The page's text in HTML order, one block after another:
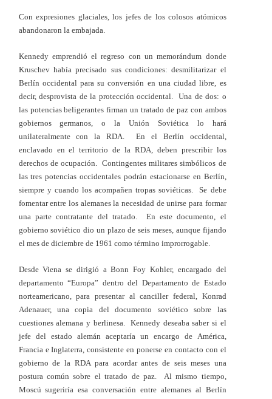
Con expresiones glaciales, los jefes de los colosos atómicos
abandonaron la embajada.
Kennedy emprendió el regreso con un memorándum donde
Kruschev había precisado sus condiciones: desmilitarizar el
Berlín occidental para su conversión en una ciudad libre, es
decir, desprovista de la protección occidental. Una de dos: o
las potencias beligerantes firman un tratado de paz con ambos
gobiernos germanos, o la Unión Soviética lo hará
unilateralmente con la RDA. En el Berlín occidental,
enclavado en el territorio de la RDA, deben prescribir los
derechos de ocupación. Contingentes militares simbólicos de
las tres potencias occidentales podrán estacionarse en Berlín,
siempre y cuando los acompañen tropas soviéticas. Se debe
fomentar entre los alemanes la necesidad de unirse para formar
una parte contratante del tratado. En este documento, el
gobierno soviético dio un plazo de seis meses, aunque fijando
el mes de diciembre de 1961 como término improrrogable.
Desde Viena se dirigió a Bonn Foy Kohler, encargado del
departamento “Europa” dentro del Departamento de Estado
norteamericano, para presentar al canciller federal, Konrad
Adenauer, una copia del documento soviético sobre las
cuestiones alemana y berlinesa. Kennedy deseaba saber si el
jefe del estado alemán aceptaría un encargo de América,
Francia e Inglaterra, consistente en ponerse en contacto con el
gobierno de la RDA para acordar antes de seis meses una
postura común sobre el tratado de paz. Al mismo tiempo,
Moscú sugeriría esa conversación entre alemanes al Berlín